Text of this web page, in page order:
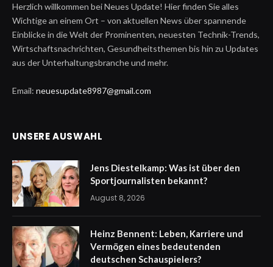
Herzlich willkommen bei Neues Update! Hier finden Sie alles
Wichtige an einem Ort – von aktuellen News über spannende
Einblicke in die Welt der Prominenten, neuesten Technik-Trends,
Wirtschaftsnachrichten, Gesundheitsthemen bis hin zu Updates
aus der Unterhaltungsbranche und mehr.
Email: neuesupdate8987@gmail.com
UNSERE AUSWAHL
Jens Diestelkamp: Was ist über den
Sportjournalisten bekannt?
August 8, 2026
Heinz Bennent: Leben, Karriere und
Vermögen eines bedeutenden
deutschen Schauspielers?